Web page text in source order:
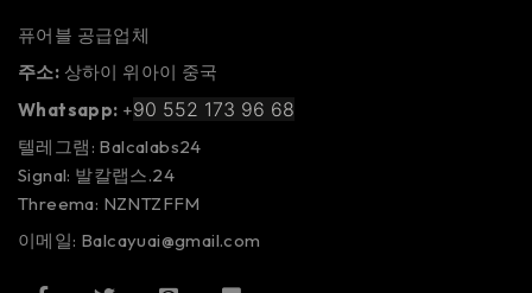
퓨어블 공급업체
주소: 상하이 위아이 중국
Whatsapp: +90 552 173 96 68
텔레그램: Balcalabs24
Signal: 발칼랩스.24
Threema: NZNTZFFM
이메일: Balcayuai@gmail.com